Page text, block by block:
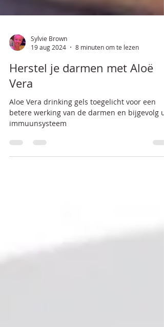
19 aug 2024
8 minuten om te lezen
Herstel je darmen met Aloë
Vera
Aloe Vera drinking gels toegelicht voor een
immuunsysteem